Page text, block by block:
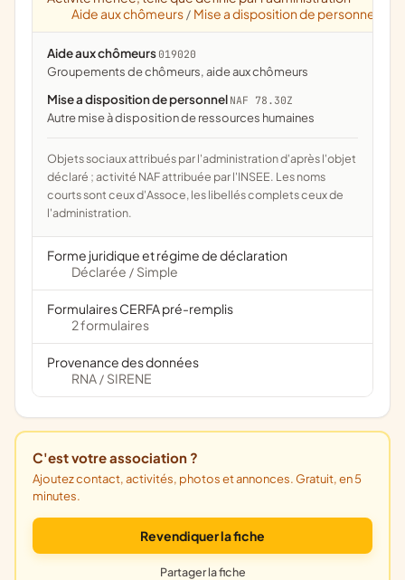
Aide aux chômeurs / Mise a disposition de personnel
Aide aux chômeurs 019020
groupements de chômeurs, aide aux chômeurs
Mise a disposition de personnel NAF 78.30Z
Autre mise à disposition de ressources humaines
Objets sociaux attribués par l'administration d'après l'objet
déclaré ; activité NAF attribuée par l'INSEE. Les noms
courts sont ceux d'Assoce, les libellés complets ceux de
l'administration.
Forme juridique et régime de déclaration
Déclarée / Simple
Formulaires CERFA pré-remplis
2 formulaires
Provenance des données
RNA / SIRENE
C'est votre association ?
Ajoutez contact, activités, photos et annonces. Gratuit, en 5
minutes.
Revendiquer la fiche
Partager la fiche